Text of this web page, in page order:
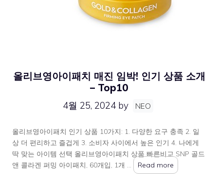
올리브영아이패치 매진 임박! 인기 상품 소개
– Top10
4월 25, 2024 by NEO
올리브영아이패치 인기 상품 10가지: 1. 다양한 요구 충족 2. 일
상 더 편리하고 즐겁게 3. 소비자 사이에서 높은 인기 4. 나에게
딱 맞는 아이템 선택 올리브영아이패치 상품 빠른비교 SNP 골드
앤 콜라겐 퍼밍 아이패치, 60개입, 1개 …
Read more